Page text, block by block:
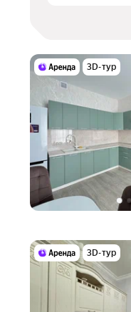
3D-тур
3D-тур